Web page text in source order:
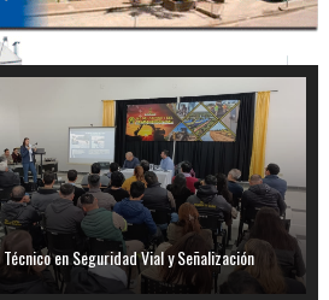
en Seguridad Vial y Señalización